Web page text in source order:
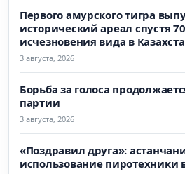
Первого амурского тигра
исторический ареал спустя
исчезновения вида в
3 августа, 2026
Борьба за голоса
партии
3 августа, 2026
«Поздравил друга»:
использование пиротехники